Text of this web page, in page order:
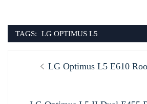
TAGS: LG OPTIMUS L5
Previous
LG Optimus L5 E610